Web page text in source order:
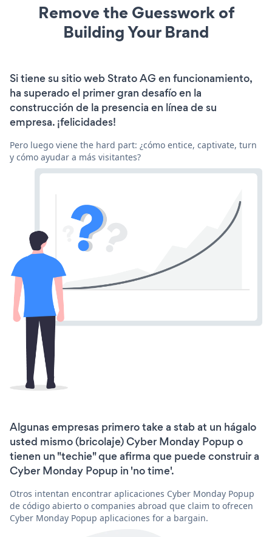
Remove the Guesswork of
Building Your Brand
Si tiene su sitio web Strato AG en funcionamiento,
ha superado el primer gran desafío en la
construcción de la presencia en línea de su
empresa. ¡felicidades!
Pero luego viene the hard part: ¿cómo entice, captivate, turn
y cómo ayudar a más visitantes?
Algunas empresas primero take a stab at un hágalo
usted mismo (bricolaje) Cyber Monday Popup o
tienen un "techie" que afirma que puede construir a
Cyber Monday Popup in 'no time'.
Otros intentan encontrar aplicaciones Cyber Monday Popup
de código abierto o companies abroad que claim to ofrecen
Cyber Monday Popup aplicaciones for a bargain.